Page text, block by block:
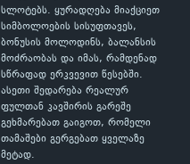
სლოტებს. ყურადღება მიაქციეთ
სიმბოლოების სისუფთავეს,
ბონუსის მოლოდინს, ბალანსის
მოძრაობას და იმას, რამდენად
სწრაფად ერკვევით წესებში.
ასეთი შედარება რეალურ
ფულთან კავშირის გარეშე
გეხმარებათ გაიგოთ, რომელი
თამაშები გერგებათ ყველაზე
მეტად.